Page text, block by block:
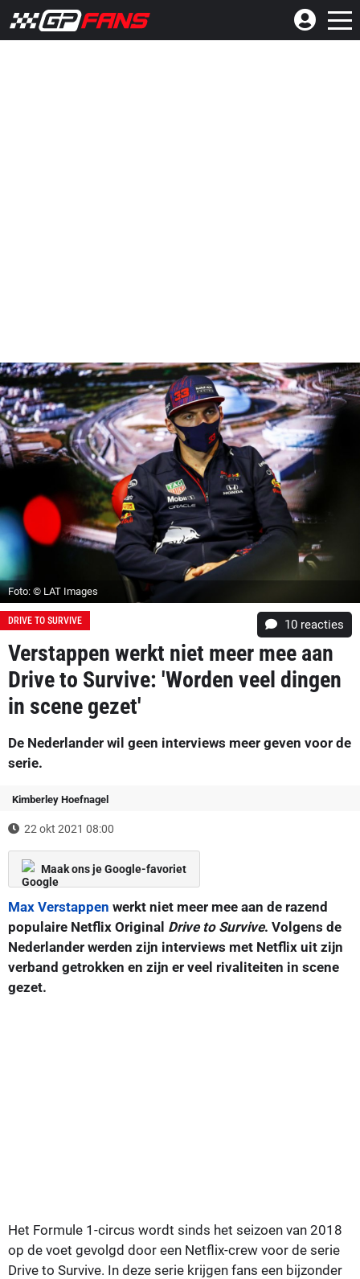
Foto: © LAT Images
DRIVE TO SURVIVE 10 reacties
Verstappen werkt niet meer mee aan
Drive to Survive: 'Worden veel dingen
in scene gezet'
De Nederlander wil geen interviews meer geven voor de
serie.
Kimberley Hoefnagel
22 okt 2021 08:00
Maak ons je Google-favoriet
Max Verstappen werkt niet meer mee aan de razend
populaire Netflix Original Drive to Survive. Volgens de
Nederlander werden zijn interviews met Netflix uit zijn
verband getrokken en zijn er veel rivaliteiten in scene
gezet.
Het Formule 1-circus wordt sinds het seizoen van 2018
op de voet gevolgd door een Netflix-crew voor de serie
Drive to Survive. In deze serie krijgen fans een bijzonder